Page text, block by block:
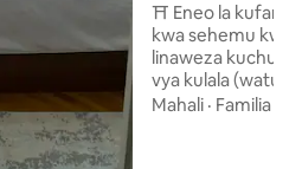
⛩️ Eneo la
kwa sehemu kwa
linaweza kuchukua watu
vya kulala (watu 5). 🍽 Jiko lenye
kamili; Mashine
Mahali · Familia